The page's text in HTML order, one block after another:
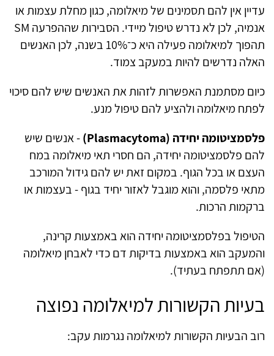
עדיין אין להם תסמינים של מיאלומה, כגון מחלת עצמות או
אנמיה, לכן לא נדרש טיפול מיידי. הסבירות שההפרעה SM
תהפוך למיאלומה פעילה היא כ־10% בשנה, לכן האנשים
האלה נדרשים להיות במעקב צמוד.
כיום מסתמנת האפשרות לזהות את האנשים שיש להם סיכוי
לפתח מיאלומה ולהציע להם טיפול מנע.
פלסמציטומה יחידה (Plasmacytoma)
- אנשים שיש
להם פלסמציטומה יחידה, הם חסרי תאי מיאלומה במח
העצם או בכל הגוף. במקום זאת יש להם גידול המורכב
מתאי פלסמה, והוא מוגבל לאזור יחיד בגוף - בעצמות או
ברקמות הרכות.
הטיפול בפלסמציטומה יחידה הוא באמצעות קרינה,
והמעקב הוא באמצעות בדיקות דם כדי לאבחן מיאלומה
(אם תתפתח בעתיד).
בעיות הקשורות למיאלומה נפוצה
רוב הבעיות הקשורות למיאלומה נגרמות עקב: